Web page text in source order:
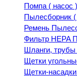
Помпа ( насос
Пылесборник
Ремень
Фильтр HEPA
Шланги,
Щетки
Щетки-